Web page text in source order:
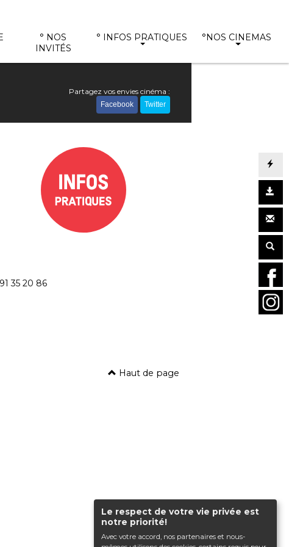
Le respect de votre vie privée est
notre priorité!
Avec votre accord, nos partenaires et nous-
° NOS
INVITÉS
° INFOS PRATIQUES °NOS CINEMAS
Partagez vos envies cinéma :
Facebook Twitter
35 20 86
Haut de page